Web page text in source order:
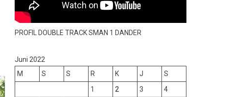
PROFIL DOUBLE TRACK SMAN 1 DANDER
Juni 2022
M
S S R K J
S
1
2 3
4